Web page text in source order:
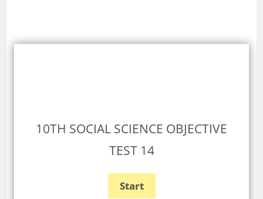
10TH SOCIAL SCIENCE OBJECTIVE
TEST 14